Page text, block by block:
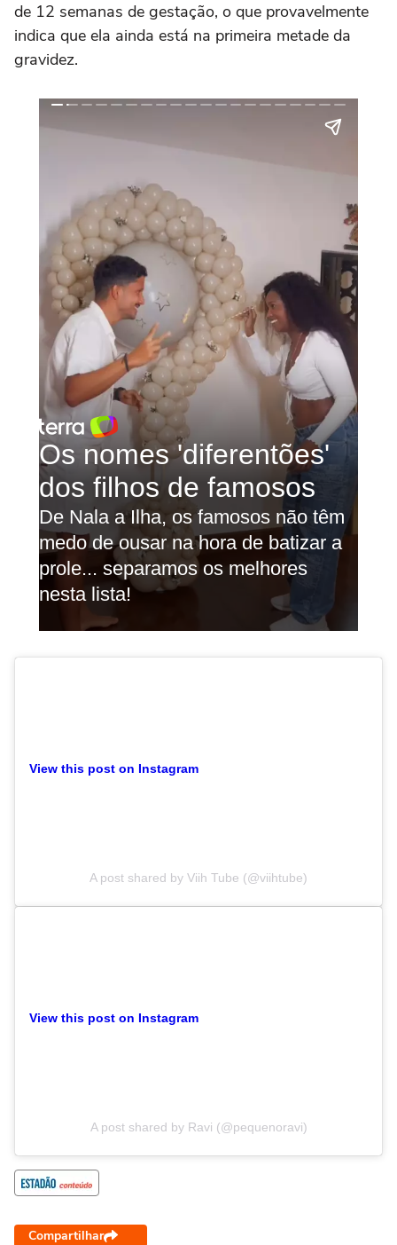
de 12 semanas de gestação, o que provavelmente
indica que ela ainda está na primeira metade da
gravidez.
View this post on Instagram
A post shared by Viih Tube (@viihtube)
View this post on Instagram
A post shared by Ravi (@pequenoravi)
Compartilhar